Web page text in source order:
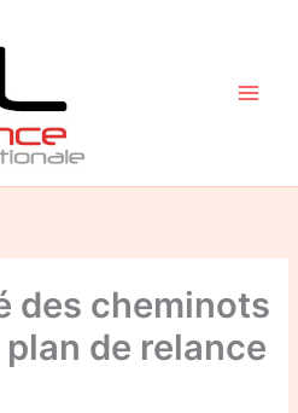
des cheminots
de relance